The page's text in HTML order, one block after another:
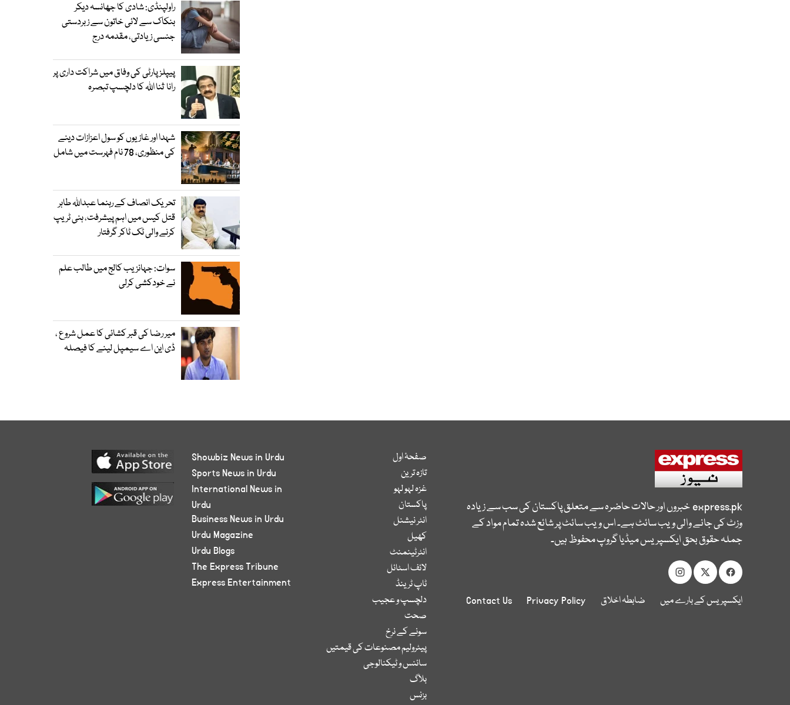
راولپنڈی: شادی کا جھانسہ دیکر
بنکاک سے لائی خاتون سے زبردستی
جنسی زیادتی، مقدمہ درج
پیپلز پارٹی کی وفاق میں شراکت داری پر
رانا ثنا اللہ کا دلچسپ تبصرہ
شہدا اور غازیوں کو سول اعزازات دینے
کی منظوری، 78 نام فہرست میں شامل
تحریک انصاف کے رہنما عبداللہ طاہر
قتل کیس میں اہم پیشرفت، ہنی ٹریپ
کرنے والی ٹک ٹاکر گرفتار
سوات: جہانزیب کالج میں طالب علم
نے خودکشی کرلی
میر رضا کی قبر کشائی کا عمل شروع ،
ڈی این اے سیمپل لینے کا فیصلہ
express.pkخبروں اور حالات حاضرہ سے متعلق پاکستان کی سب سے زیادہ
وزٹ کی جانے والی ویب سائٹ ہے۔ اس ویب سائٹ پر شائع شدہ تمام مواد کے
جملہ حقوق بحق ایکسپریس میڈیا گروپ محفوظ ہیں۔
ایکسپریس کے بارے میں ضابطہ اخلاق Privacy Policy
Contact Us
صفحۂ اول
تازہ ترین
غزہ لہو لہو
پاکستان
انٹر نیشنل
کھیل
انٹرٹینمنٹ
لائف اسٹائل
ٹاپ ٹرینڈ
دلچسپ و عجیب
صحت
سونے کے نرخ
پیٹرولیم مصنوعات کی قیمتیں
سائنس و ٹیکنالوجی
بلاگ
بزنس
Showbiz News in Urdu
Sports News in Urdu
International News in
Urdu
Business News in Urdu
Urdu Magazine
Urdu Blogs
The Express Tribune
Express Entertainment